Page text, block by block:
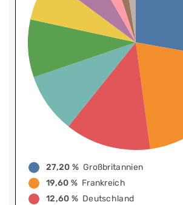
27,20 % Großbritannien
19,60 % Frankreich
12,60 % Deutschland